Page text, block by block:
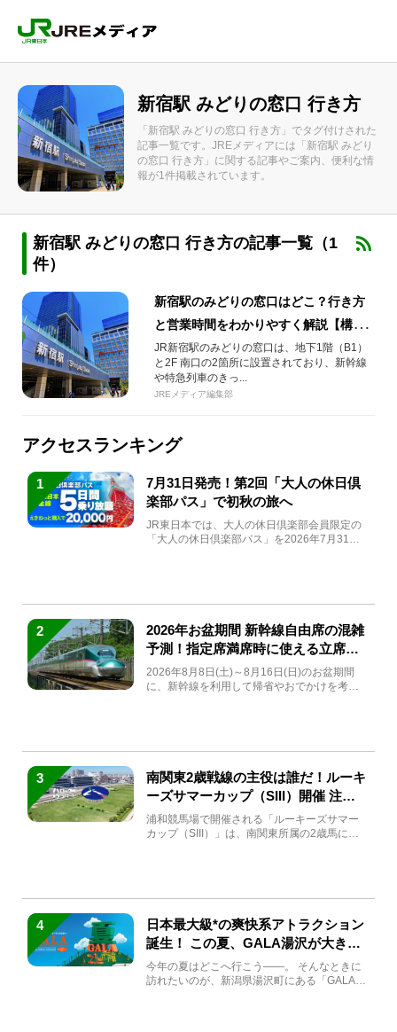
新宿駅 みどりの窓口 行き方
「新宿駅 みどりの窓口 行き方」でタグ付けされた
記事一覧です。JREメディアには「新宿駅 みどり
の窓口 行き方」に関する記事やご案内、便利な情
報が1件掲載されています。
新宿駅 みどりの窓口 行き方の記事一覧（1
件）
新宿駅のみどりの窓口はどこ？行き方
と営業時間をわかりやすく解説【構内
図あり｜2026年最新版】
JR新宿駅のみどりの窓口は、地下1階（B1）
と2F 南口の2箇所に設置されており、新幹線
や特急列車のきっ...
JREメディア編集部
アクセスランキング
1
7月31日発売！第2回「大人の休日倶
楽部パス」で初秋の旅へ
JR東日本では、大人の休日倶楽部会員限定の
「大人の休日倶楽部パス」を2026年7月31日
2
2026年お盆期間 新幹線自由席の混雑
予測！指定席満席時に使える立席特
急券も解説
2026年8月8日(土)～8月16日(日)のお盆期間
に、新幹線を利用して帰省やおでかけを考え
3
南関東2歳戦線の主役は誰だ！ルーキ
ーズサマーカップ（SIII）開催 注目
馬と見どころをチェック
浦和競馬場で開催される「ルーキーズサマー
カップ（SIII）」は、南関東所属の2歳馬によ
4
日本最大級*の爽快系アトラクション
誕生！ この夏、GALA湯沢が大きく
生まれ変わる
今年の夏はどこへ行こう――。 そんなときに
訪れたいのが、新潟県湯沢町にある「GALA湯